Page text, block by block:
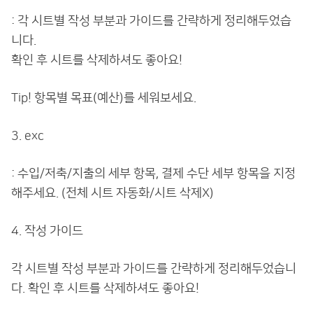
: 각 시트별 작성 부분과 가이드를 간략하게 정리해두었습
니다.
확인 후 시트를 삭제하셔도 좋아요!
Tip! 항목별 목표(예산)를 세워보세요.
3. exc
: 수입/저축/지출의 세부 항목, 결제 수단 세부 항목을 지정
해주세요. (전체 시트 자동화/시트 삭제X)
4. 작성 가이드
각 시트별 작성 부분과 가이드를 간략하게 정리해두었습니
다. 확인 후 시트를 삭제하셔도 좋아요!